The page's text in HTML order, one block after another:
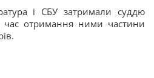
і СБУ затримали суддю
час отримання ними частини